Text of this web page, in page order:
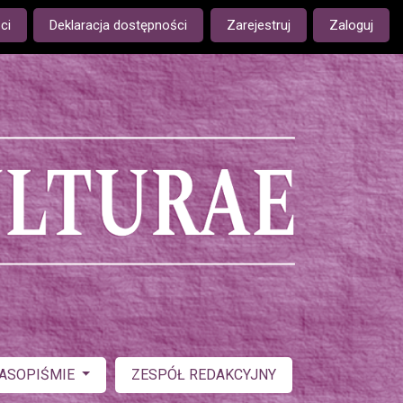
is: Deklaracja dostępności Zarejestruj Zaloguj
ZESPÓŁ REDAKCYJNY